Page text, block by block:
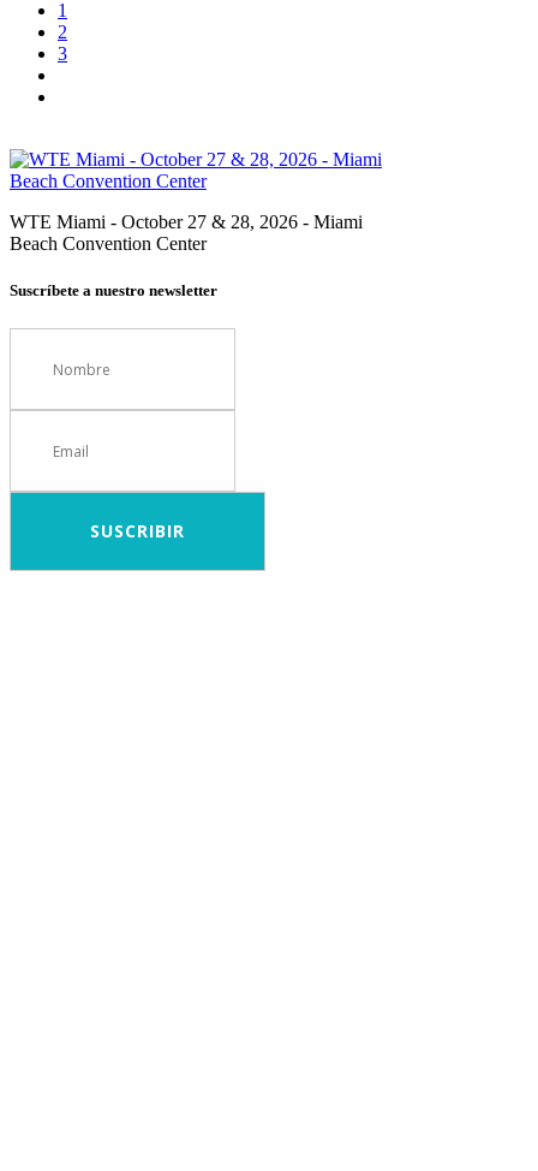
1
2
3
WTE Miami - October 27 & 28, 2026 - Miami
Beach Convention Center
Suscríbete a nuestro newsletter